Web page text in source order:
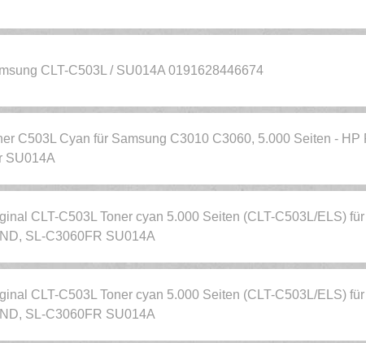
CLT-C503L / SU014A 0191628446674
C503L Cyan für Samsung C3010 C3060, 5.000 Seiten - HP
SU014A
CLT-C503L Toner cyan 5.000 Seiten (CLT-C503L/ELS)
SL-C3060FR SU014A
CLT-C503L Toner cyan 5.000 Seiten (CLT-C503L/ELS)
SL-C3060FR SU014A